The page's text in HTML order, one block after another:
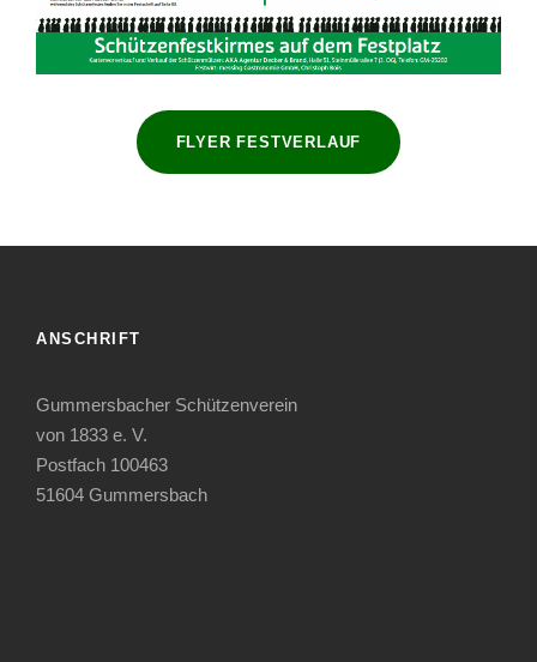
FLYER FESTVERLAUF
ANSCHRIFT
Gummersbacher Schützenverein
von 1833 e. V.
Postfach 100463
51604 Gummersbach